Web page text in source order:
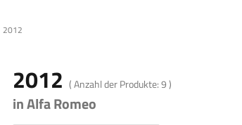
2012
2012 ( Anzahl der Produkte:9)
in Alfa Romeo